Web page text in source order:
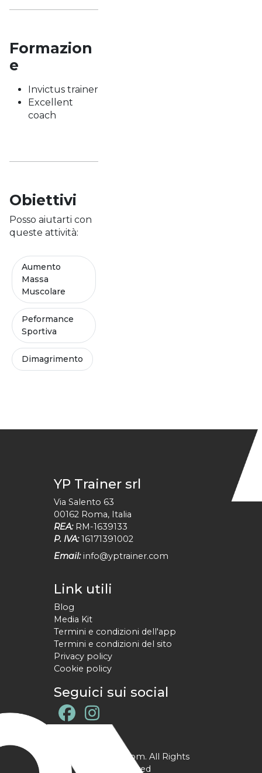
Formazion
e
Invictus trainer
Excellent
coach
Obiettivi
Posso aiutarti con
queste attività:
Aumento
Massa
Muscolare
Peformance
Sportiva
Dimagrimento
YP Trainer srl
Via Salento 63
00162 Roma, Italia
REA: RM-1639133
P. IVA: 16171391002
Email: info@yptrainer.com
Link utili
Blog
Media Kit
Termini e condizioni dell'app
Termini e condizioni del sito
Privacy policy
Cookie policy
Seguici sui social
@ YPtrainer.com. All Rights
Reserved